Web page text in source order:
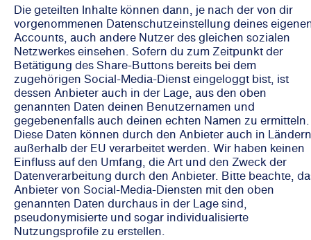
Die geteilten Inhalte können dann, je nach der von dir
vorgenommenen Datenschutzeinstellung deines
Accounts, auch andere Nutzer des gleichen sozialen
Netzwerkes einsehen. Sofern du zum Zeitpunkt der
Betätigung des Share-Buttons bereits bei dem
zugehörigen Social-Media-Dienst eingeloggt bist, ist
dessen Anbieter auch in der Lage, aus den oben
genannten Daten deinen Benutzernamen und
gegebenenfalls auch deinen echten Namen zu ermitteln.
Diese Daten können durch den Anbieter auch in Ländern
außerhalb der EU verarbeitet werden. Wir haben keinen
Einfluss auf den Umfang, die Art und den Zweck der
Datenverarbeitung durch den Anbieter. Bitte beachte,
Anbieter von Social-Media-Diensten mit den oben
genannten Daten durchaus in der Lage sind,
pseudonymisierte und sogar individualisierte
Nutzungsprofile zu erstellen.